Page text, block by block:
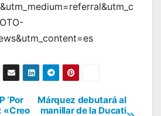
Márquez debutará al
manillar de la Ducati
‘Por
«Creo